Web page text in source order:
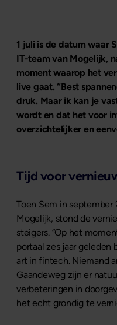
1 juli is de datum waar
IT-team van Mogelijk,
moment waarop het
live gaat. “Best
druk. Maar ik kan je
wordt en dat het voor
overzichtelijker en
Tijd voor
Toen Sem in september
Mogelijk, stond de
steigers. “Op het
portaal zes jaar
art in fintech. Niemand
Gaandeweg zijn er
verbeteringen in
het echt grondig te